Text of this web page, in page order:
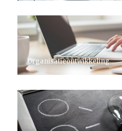
Organisatieontwikkeling